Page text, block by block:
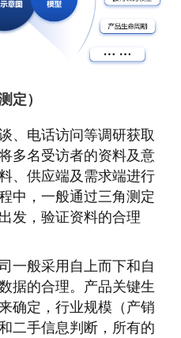
定）
、电话访问等调研获取
多名受访者的资料及意
、供应端及需求端进行
中，一般通过三角测定
发，验证资料的合理
一般采用自上而下和自
据的合理。产品关键生
确定，行业规模（产销
二手信息判断，所有的